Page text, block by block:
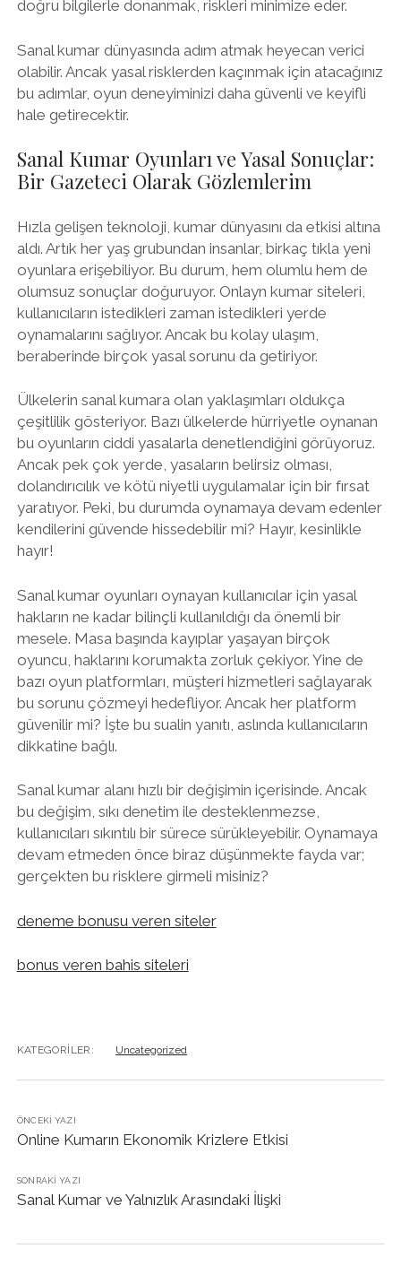
doğru bilgilerle donanmak, riskleri minimize eder.
Sanal kumar dünyasında adım atmak heyecan verici
olabilir. Ancak yasal risklerden kaçınmak için atacağınız
bu adımlar, oyun deneyiminizi daha güvenli ve keyifli
hale getirecektir.
Sanal Kumar Oyunları ve Yasal Sonuçlar:
Bir Gazeteci Olarak Gözlemlerim
Hızla gelişen teknoloji, kumar dünyasını da etkisi altına
aldı. Artık her yaş grubundan insanlar, birkaç tıkla yeni
oyunlara erişebiliyor. Bu durum, hem olumlu hem de
olumsuz sonuçlar doğuruyor. Onlayn kumar siteleri,
kullanıcıların istedikleri zaman istedikleri yerde
oynamalarını sağlıyor. Ancak bu kolay ulaşım,
beraberinde birçok yasal sorunu da getiriyor.
Ülkelerin sanal kumara olan yaklaşımları oldukça
çeşitlilik gösteriyor. Bazı ülkelerde hürriyetle oynanan
bu oyunların ciddi yasalarla denetlendiğini görüyoruz.
Ancak pek çok yerde, yasaların belirsiz olması,
dolandırıcılık ve kötü niyetli uygulamalar için bir fırsat
yaratıyor. Peki, bu durumda oynamaya devam edenler
kendilerini güvende hissedebilir mi? Hayır, kesinlikle
hayır!
Sanal kumar oyunları oynayan kullanıcılar için yasal
hakların ne kadar bilinçli kullanıldığı da önemli bir
mesele. Masa başında kayıplar yaşayan birçok
oyuncu, haklarını korumakta zorluk çekiyor. Yine de
bazı oyun platformları, müşteri hizmetleri sağlayarak
bu sorunu çözmeyi hedefliyor. Ancak her platform
güvenilir mi? İşte bu sualin yanıtı, aslında kullanıcıların
dikkatine bağlı.
Sanal kumar alanı hızlı bir değişimin içerisinde. Ancak
bu değişim, sıkı denetim ile desteklenmezse,
kullanıcıları sıkıntılı bir sürece sürükleyebilir. Oynamaya
devam etmeden önce biraz düşünmekte fayda var;
gerçekten bu risklere girmeli misiniz?
deneme bonusu veren siteler
bonus veren bahis siteleri
KATEGORILER: Uncategorized
ÖNCEKI YAZI
Online Kumarın Ekonomik Krizlere Etkisi
SONRAKI YAZI
Sanal Kumar ve Yalnızlık Arasındaki İlişki